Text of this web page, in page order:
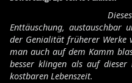
Enttäuschung, austauschbar
der Genialität früherer Werke
man auch auf dem Kamm
besser klingen als auf dieser
kostbaren Lebenszeit.